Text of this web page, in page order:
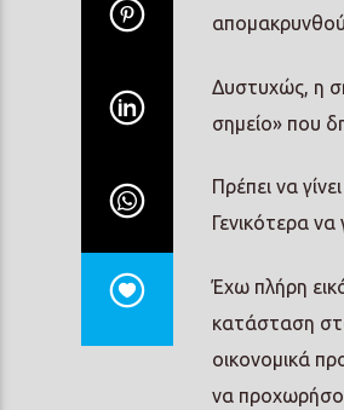
Δυστυχώς, η
σημείο» που
Πρέπει να
Γενικότερα να
Έχω πλήρη
κατάσταση
οικονομικά
να